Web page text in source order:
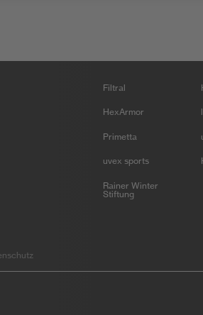
Filtral
HexArmor
Primetta
uvex sports
Rainer Winter
Stiftung